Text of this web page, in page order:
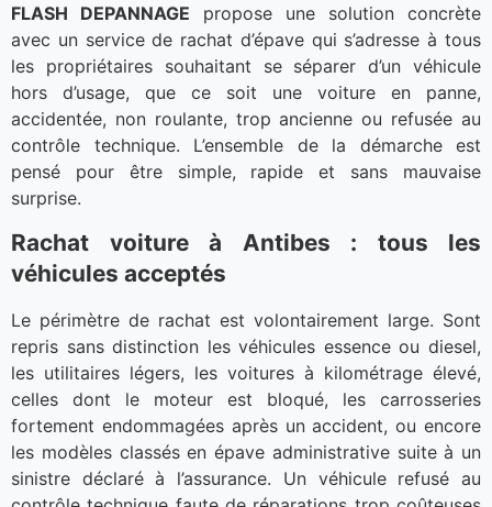
FLASH DEPANNAGE propose une solution concrète
avec un service de rachat d’épave qui s’adresse à tous
les propriétaires souhaitant se séparer d’un véhicule
hors d’usage, que ce soit une voiture en panne,
accidentée, non roulante, trop ancienne ou refusée au
contrôle technique. L’ensemble de la démarche est
pensé pour être simple, rapide et sans mauvaise
surprise.
Rachat voiture à Antibes : tous les
véhicules acceptés
Le périmètre de rachat est volontairement large. Sont
repris sans distinction les véhicules essence ou diesel,
les utilitaires légers, les voitures à kilométrage élevé,
celles dont le moteur est bloqué, les carrosseries
fortement endommagées après un accident, ou encore
les modèles classés en épave administrative suite à un
sinistre déclaré à l’assurance. Un véhicule refusé au